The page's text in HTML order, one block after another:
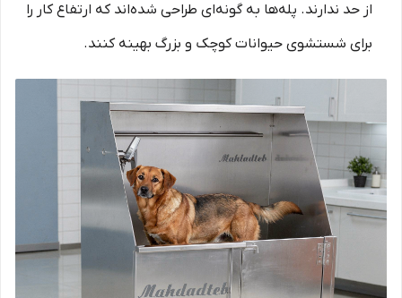
از حد ندارند. پله‌ها به گونه‌ای طراحی شده‌اند که ارتفاع کار را
برای شستشوی حیوانات کوچک و بزرگ بهینه کنند.